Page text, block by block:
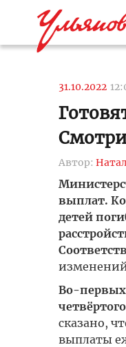
31.10.2022
Автор:
выплат.
детей
Во-первых
сказано,
выплаты